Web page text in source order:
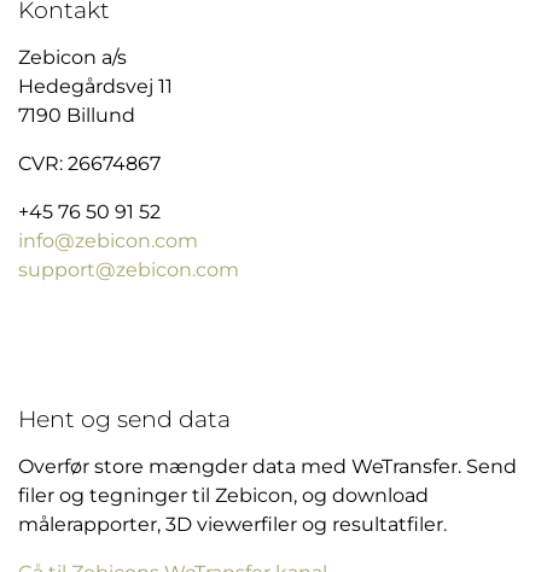
Kontakt
Zebicon a/s
Hedegårdsvej 11
7190 Billund
CVR: 26674867
+45 76 50 91 52
info@zebicon.com
support@zebicon.com
Hent og send data
Overfør store mængder data med WeTransfer. Send
filer og tegninger til Zebicon, og download
målerapporter, 3D viewerfiler og resultatfiler.